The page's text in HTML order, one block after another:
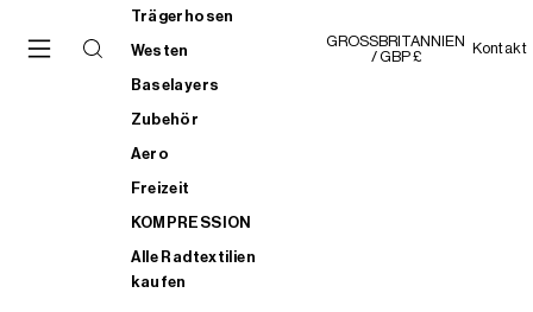
Trägerhosen
Westen
Baselayers
Zubehör
Aero
Freizeit
KOMPRESSION
Alle Radtextilien
kaufen
GROSSBRITANNIEN
/ GBP £
Kontakt